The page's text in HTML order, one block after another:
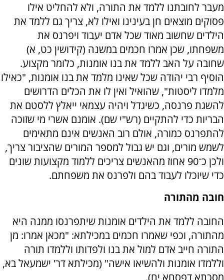
מעבר לחובתנו ללמד את התורה, ולא להחליט אילו
פסוקים מוצאים חן בעינינו ואילו לא, צריך גם ללמד את
הילדים שחשוב מאוד שכל אדם יעבוד ויפרנס את
משפחתו, שכן אמרו חכמים במשנה (קידושין כט, א)
שחובה על האב ללמד את בנו אומנות, כלומר מקצוע.
הוסיף רבי יהודה שכל שאינו מלמד את בנו אומנות, "כאילו
מלמדו ליסטות", שהואיל ואין לו את הכלים הדרושים
להשגת פרנסה, כשיגדל ויהיה עצמאי ייאלץ ללסטם את
הבריות כדי להתקיים (רש"י שם). אומנם אשרי מי שזוכה
להתפרנס כמורה, אולם רוב האנשים אינם מתאימים
לשמש מורים, וגם יש גבול למספר המורים שהציבור צריך,
ולכן כ־90 אחוז מהאנשים צריכים ללמוד מקצועות שונים
כדי שיוכלו לעבוד בהם ולפרנס את משפחתם.
חובה מהתורה
החובה ללמד את הילדים אומנות שיתפרנסו ממנה היא
מהתורה, וכפי שאמרו חכמים במכילתא: "מכאן אמרו: מן
התורה חייב אדם למול את בנו ולפדותו וללמדו תורה
וללמדו אומנות ולהשיאו אישה" (מכילתא דר' ישמעאל בא,